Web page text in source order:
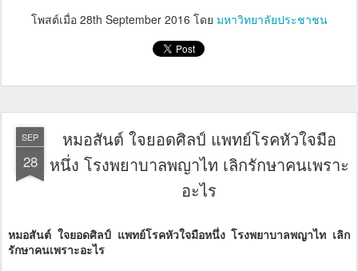
โพสต์เมื่อ 28th September 2016 โดย มหาวิทยาลัยประชาชน
SEP
28
หมอสันต์ ใจยอดศิลป์ แพทย์โรคหัวใจมือ
หนึ่ง โรงพยาบาลพญาไท เลิกรักษาคนเพราะ
อะไร
หมอสันต์ ใจยอดศิลป์ แพทย์โรคหัวใจมือหนึ่ง โรงพยาบาลพญาไท เลิก
รักษาคนเพราะอะไร